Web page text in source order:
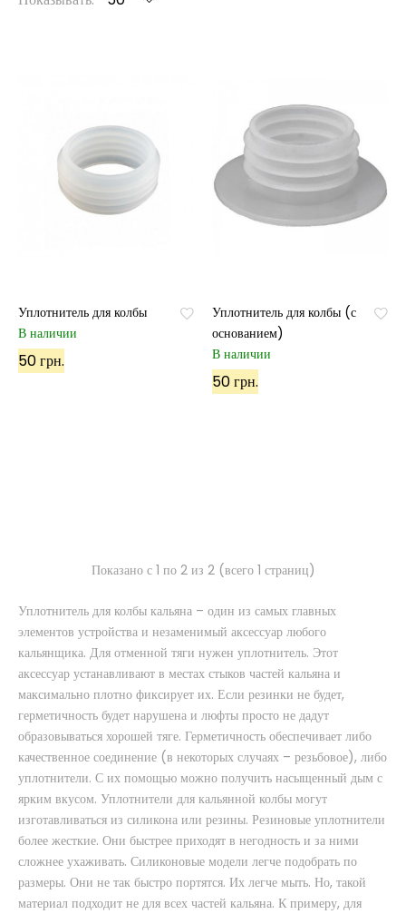
Уплотнитель для колбы
В наличии
50 грн.
Уплотнитель для колбы (с
основанием)
В наличии
50 грн.
Уплотнитель для колбы
Показано с 1 по 2 из 2 (всего 1 страниц)
Уплотнитель для колбы кальяна – один из самых главных
элементов устройства и незаменимый аксессуар любого
кальянщика. Для отменной тяги нужен уплотнитель. Этот
аксессуар устанавливают в местах стыков частей кальяна и
максимально плотно фиксирует их. Если резинки не будет,
герметичность будет нарушена и люфты просто не дадут
образовываться хорошей тяге. Герметичность обеспечивает либо
качественное соединение (в некоторых случаях – резьбовое), либо
уплотнители. С их помощью можно получить насыщенный дым с
ярким вкусом. Уплотнители для кальянной колбы могут
изготавливаться из силикона или резины. Резиновые уплотнители
более жесткие. Они быстрее приходят в негодность и за ними
сложнее ухаживать. Силиконовые модели легче подобрать по
размеры. Они не так быстро портятся. Их легче мыть. Но, такой
материал подходит не для всех частей кальяна. К примеру, для